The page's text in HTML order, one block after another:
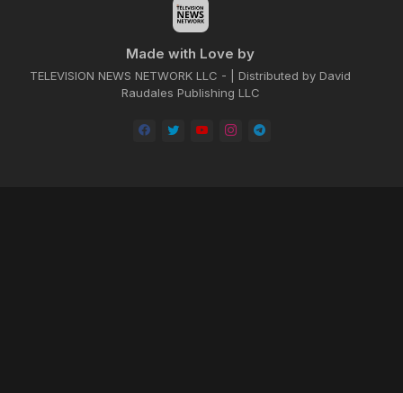
Made with Love by
TELEVISION NEWS NETWORK LLC - | Distributed by David
Raudales Publishing LLC